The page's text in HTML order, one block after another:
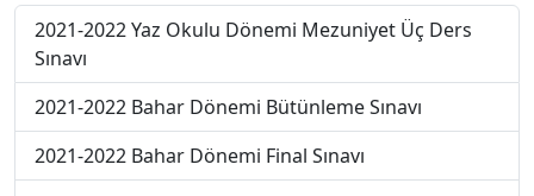
2021-2022 Yaz Okulu Dönemi Mezuniyet Üç Ders
Sınavı
2021-2022 Bahar Dönemi Bütünleme Sınavı
2021-2022 Bahar Dönemi Final Sınavı